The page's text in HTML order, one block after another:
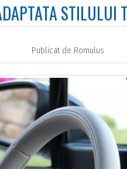
STILULUI
Publicat de Romulus